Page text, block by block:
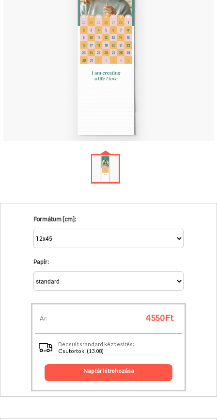
Formátum [cm]:
Papír:
Ár: 4 550 Ft
Becsült standard kézbesítés:
Csütörtök. (13.08)
naptár létrehozása